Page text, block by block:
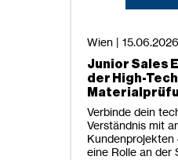
Verfahrenstechnik
(Wirtschafts-)
Science
Maschinenbau &
Teilzeit
Vollzeit
Arbeitsort
Büro
Wien | 15.06.2026
Junior Sales
der High-Tech
Verbinde dein
Verständnis mit
Kundenprojekten
eine Rolle an der